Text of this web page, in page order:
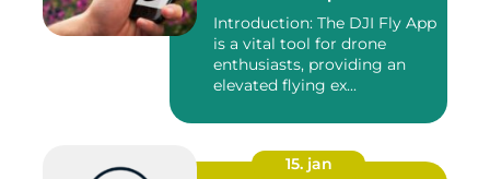
Introduction: The DJI Fly App
is a vital tool for drone
enthusiasts, providing an
elevated flying ex...
15. jan